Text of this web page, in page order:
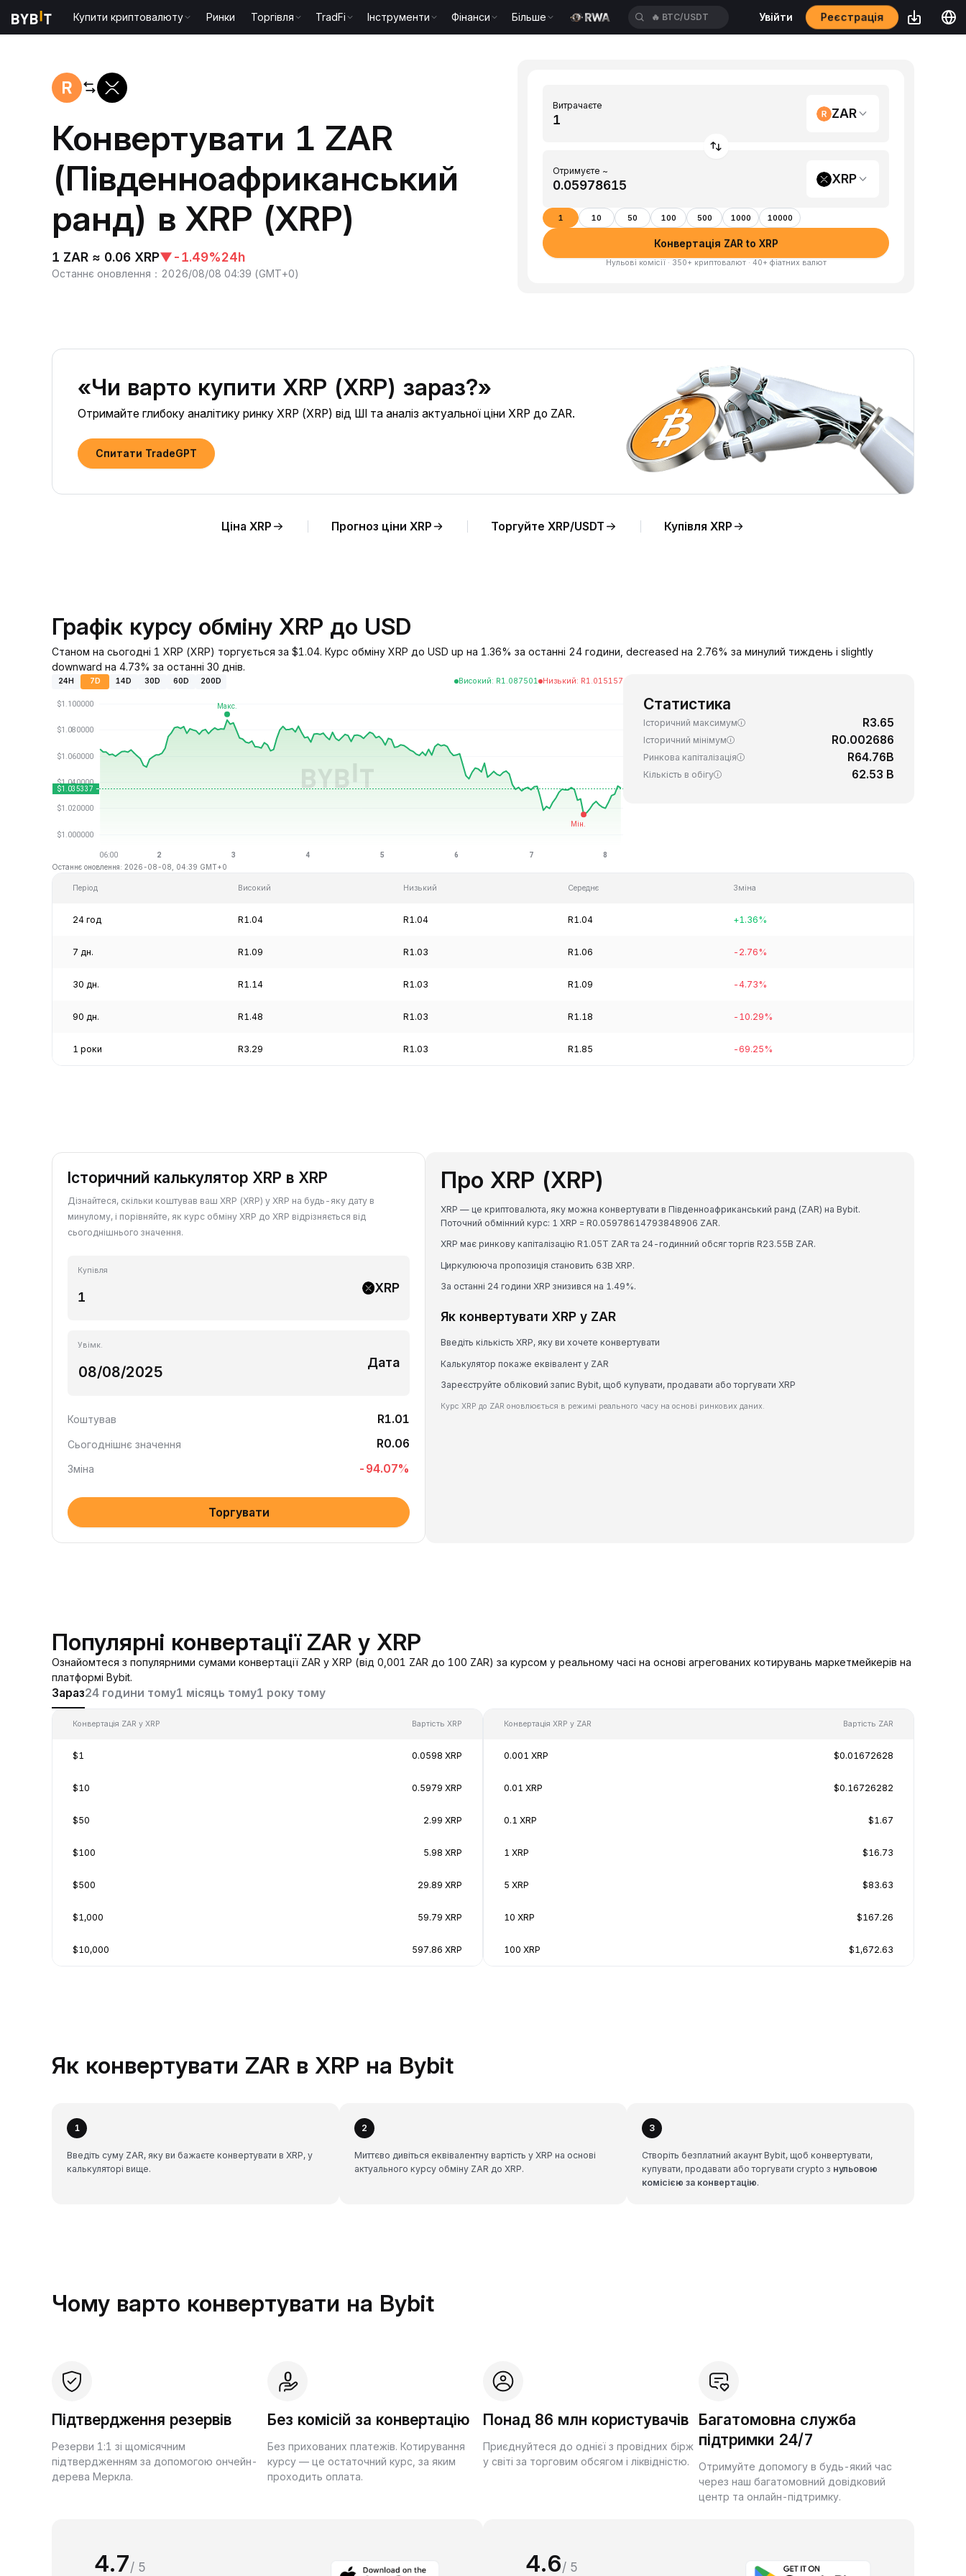
Купити криптовалюту Ринки Торгівля TradFi Інструменти Фінанси Більше 🔥 ETH/USDT Увійти Реєстрація
Конвертувати 1 ZAR
(Південноафриканський
ранд) в XRP (XRP)
1 ZAR ≈ 0.06 XRP▼-1.49%24h
Останнє оновлення ： 2026/08/08 04:39 (GMT+0)
Витрачаєте
ZAR
Отримуєте ~
XRP
1 10 50 100 500 1000 10000
Конвертація ZAR to XRP
Нульові комісії · 350+ криптовалют · 40+ фіатних валют
«Чи варто купити XRP (XRP) зараз?»
Отримайте глибоку аналітику ринку XRP (XRP) від ШІ та аналіз актуальної ціни XRP до ZAR.
Спитати TradeGPT
Ціна XRP Прогноз ціни XRP Торгуйте XRP/USDT Купівля XRP
Графік курсу обміну XRP до USD
Станом на сьогодні 1 XRP (XRP) торгується за $1.04. Курс обміну XRP до USD up на 1.36% за останні 24 години, decreased на 2.76% за минулий тиждень і slightly
downward на 4.73% за останні 30 днів.
24H 7D 14D 30D 60D 200D Високий: R1.087501 Низький: R1.015157
Останнє оновлення: 2026-08-08, 04:39 GMT+0
Статистика
Історичний максимум R3.65
Історичний мінімум R0.002686
Ринкова капіталізація R64.76B
Кількість в обігу 62.53 B
Період Високий Низький Середнє Зміна
24 год R1.04 R1.04 R1.04 +1.36%
7 дн. R1.09 R1.03 R1.06 -2.76%
30 дн. R1.14 R1.03 R1.09 -4.73%
90 дн. R1.48 R1.03 R1.18 -10.29%
1 роки R3.29 R1.03 R1.85 -69.25%
Історичний калькулятор XRP в XRP
Дізнайтеся, скільки коштував ваш XRP (XRP) у XRP на будь-яку дату в
минулому, і порівняйте, як курс обміну XRP до XRP відрізняється від
сьогоднішнього значення.
Купівля
XRP
Увімк.
Дата
Коштував R1.01
Сьогоднішнє значення R0.06
Зміна -94.07%
Торгувати
Про XRP (XRP)
XRP — це криптовалюта, яку можна конвертувати в Південноафриканський ранд (ZAR) на Bybit.
Поточний обмінний курс: 1 XRP = R0.05978614793848906 ZAR.
XRP має ринкову капіталізацію R1.05T ZAR та 24-годинний обсяг торгів R23.55B ZAR.
Циркулююча пропозиція становить 63B XRP.
За останні 24 години XRP знизився на 1.49%.
Як конвертувати XRP у ZAR
Введіть кількість XRP, яку ви хочете конвертувати
Калькулятор покаже еквівалент у ZAR
Зареєструйте обліковий запис Bybit, щоб купувати, продавати або торгувати XRP
Курс XRP до ZAR оновлюється в режимі реального часу на основі ринкових даних.
Популярні конвертації ZAR у XRP
Ознайомтеся з популярними сумами конвертації ZAR у XRP (від 0,001 ZAR до 100 ZAR) за курсом у реальному часі на основі агрегованих котирувань маркетмейкерів на
платформі Bybit.
Зараз24 години тому1 місяць тому1 року тому
Конвертація ZAR у XRP Вартість XRP
$1 0.0598 XRP
$10 0.5979 XRP
$50 2.99 XRP
$100 5.98 XRP
$500 29.89 XRP
$1,000 59.79 XRP
$10,000 597.86 XRP
Конвертація XRP у ZAR Вартість ZAR
0.001 XRP $0.01672628
0.01 XRP $0.16726282
0.1 XRP $1.67
1 XRP $16.73
5 XRP $83.63
10 XRP $167.26
100 XRP $1,672.63
Як конвертувати ZAR в XRP на Bybit
1
Введіть суму ZAR, яку ви бажаєте конвертувати в XRP, у
калькуляторі вище.
2
Миттєво дивіться еквівалентну вартість у XRP на основі
актуального курсу обміну ZAR до XRP.
3
Створіть безплатний акаунт Bybit, щоб конвертувати,
купувати, продавати або торгувати crypto з нульовою
комісією за конвертацію.
Чому варто конвертувати на Bybit
Підтвердження резервів
Резерви 1:1 зі щомісячним
підтвердженням за допомогою ончейн-
дерева Меркла.
Без комісій за конвертацію
Без прихованих платежів. Котирування
курсу — це остаточний курс, за яким
проходить оплата.
Понад 86 млн користувачів
Приєднуйтеся до однієї з провідних бірж
у світі за торговим обсягом і ліквідністю.
Багатомовна служба
підтримки 24/7
Отримуйте допомогу в будь-який час
через наш багатомовний довідковий
центр та онлайн-підтримку.
4.7/ 5 4.6/ 5